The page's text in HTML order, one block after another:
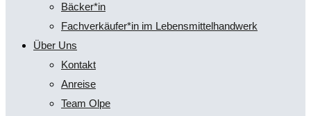
Bäcker*in
Fachverkäufer*in im Lebensmittelhandwerk
Über Uns
Kontakt
Anreise
Team Olpe